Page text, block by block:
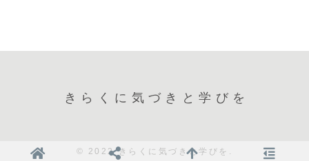
きらくに気づきと学びを
© 2022 きらくに気づきと学びを.